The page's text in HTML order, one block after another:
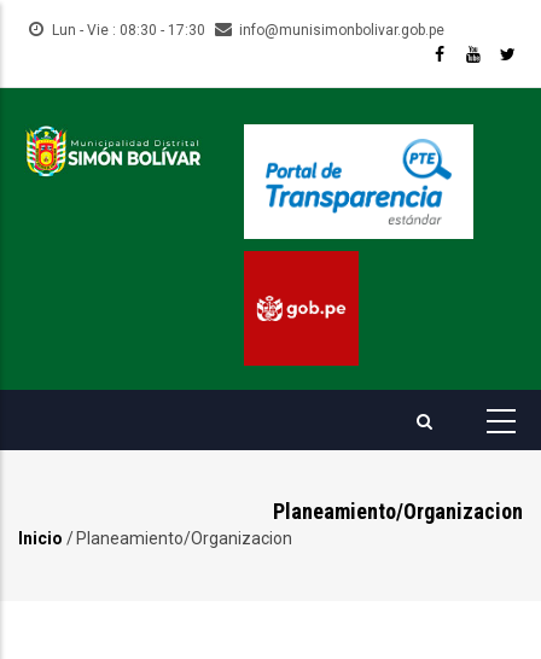
Pasar
contenido
Lun - Vie : 08:30 - 17:30 info@munisimonbolivar.gob.pe
Planeamiento/Organizacion
Inicio / Planeamiento/Organizacion